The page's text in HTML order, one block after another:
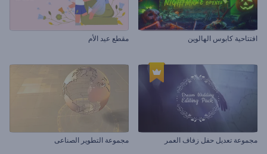
افتتاحية كابوس الهالوين مقطع عيد الأم
مجموعة تعديل حفل زفاف العمر مجموعة التطوير الصناعى